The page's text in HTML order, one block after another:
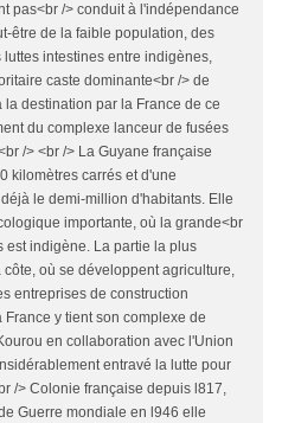
pas<br /> conduit à l'indépendance
être de la faible population, des
intestines entre indigènes,
caste dominante<br /> de
la destination par la France de ce
du complexe lanceur de fusées
/> <br /> La Guyane française
kilomètres carrés et d'une
le demi-million d'habitants. Elle
importante, où la grande<br
est indigène. La partie la plus
où se développent agriculture,
entreprises de construction
France y tient son complexe de
en collaboration avec l'Union
entravé la lutte pour
/> Colonie française depuis l817,
Guerre mondiale en l946 elle